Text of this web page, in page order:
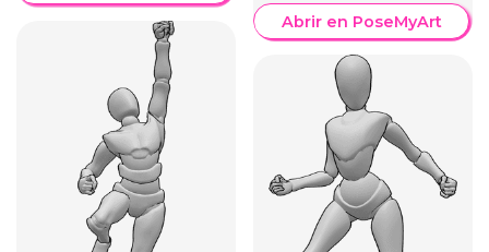
Abrir en PoseMyArt